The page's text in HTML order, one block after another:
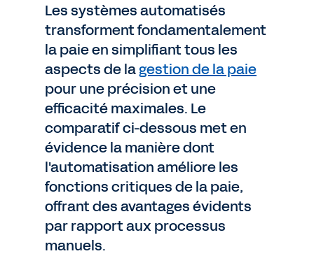
Les systèmes automatisés
transforment fondamentalement
la paie en simplifiant tous les
aspects de lagestion de la paie
pour une précision et une
efficacité maximales. Le
comparatif ci-dessous met en
évidence la manière dont
l'automatisation améliore les
fonctions critiques de la paie,
offrant des avantages évidents
par rapport aux processus
manuels.